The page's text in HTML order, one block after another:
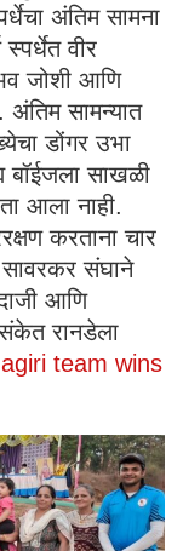
अंतिम सामना
वीर
जोशी आणि
सामन्यात
डोंगर उभा
बॉईजला साखळी
आला नाही.
करताना चार
सावरकर संघाने
आणि
संकेत रानडेला
team wins